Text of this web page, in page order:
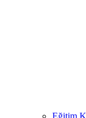
Eğitim